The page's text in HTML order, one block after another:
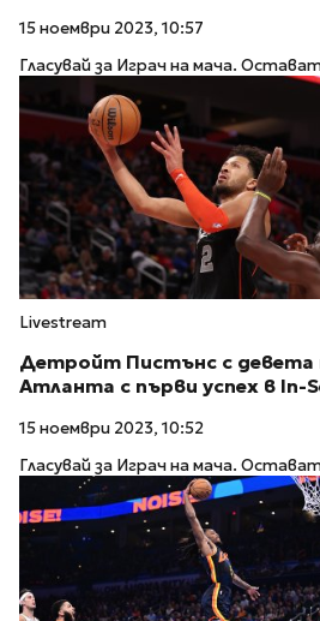
15 ноември 2023, 10:57
Гласувай за Играч на мача.
Livestream
Детройт Пистънс с девета
Атланта с първи успех в In-
15 ноември 2023, 10:52
Гласувай за Играч на мача.